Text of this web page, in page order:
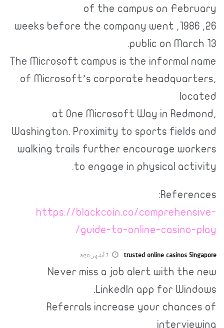
of the campus on
26, 1986, weeks before the company went
public on
The Microsoft campus is the informal
of Microsoft’s corporate
at One Microsoft Way in
Washington. Proximity to sports
walking trails further encourage
to engage in physical
https://blackcoin.co/
guide-to-online-casino-
trusted online casinos 7 أشهر ago
Never miss a job alert with the
LinkedIn app for
Referrals increase your